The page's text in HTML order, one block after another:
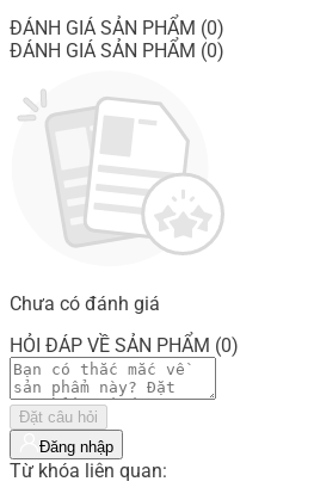
ĐÁNH GIÁ SẢN PHẨM (0)
ĐÁNH GIÁ SẢN PHẨM (0)
Chưa có đánh giá
HỎI ĐÁP VỀ SẢN PHẨM (0)
Đặt câu hỏi
Đăng nhập
Từ khóa liên quan: